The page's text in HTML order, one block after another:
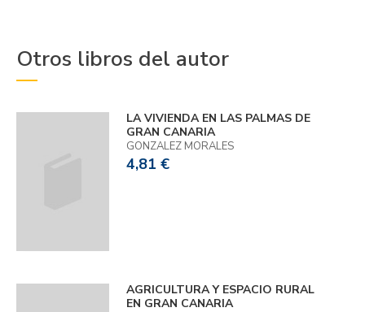
Otros libros del autor
LA VIVIENDA EN LAS PALMAS DE
GRAN CANARIA
GONZALEZ MORALES
4,81 €
AGRICULTURA Y ESPACIO RURAL
EN GRAN CANARIA